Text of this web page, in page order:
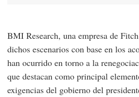
BMI Research, una empresa de
dichos escenarios con base en los
han ocurrido en torno a la
que destacan como principal
exigencias del gobierno del